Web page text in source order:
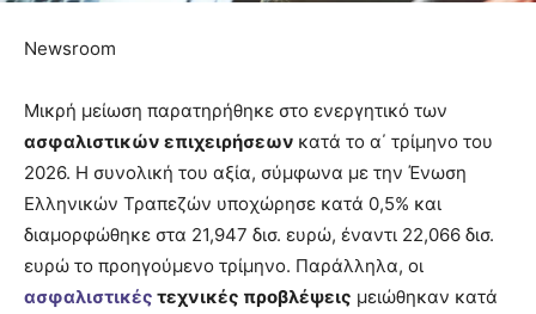
Newsroom
Μικρή μείωση παρατηρήθηκε στο ενεργητικό των
ασφαλιστικών επιχειρήσεων κατά το α΄ τρίμηνο του
2026. Η συνολική του αξία, σύμφωνα με την Ένωση
Ελληνικών Τραπεζών υποχώρησε κατά 0,5% και
διαμορφώθηκε στα 21,947 δισ. ευρώ, έναντι 22,066 δισ.
ευρώ το προηγούμενο τρίμηνο. Παράλληλα, οι
ασφαλιστικές τεχνικές προβλέψεις μειώθηκαν κατά